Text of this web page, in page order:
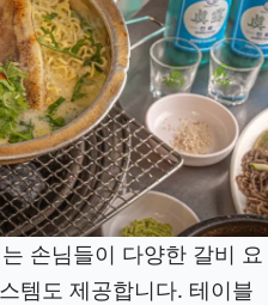
손님들이 다양한 갈비 요
템도 제공합니다. 테이블